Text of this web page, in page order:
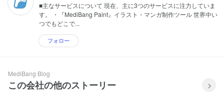
■主なサービスについて 現在、主に3つのサービスに注力していま
す。 ・『MediBang Paint』イラスト・マンガ制作ツール 世界中い
つでもどこで...
フォロー
MediBang Blog
この会社の他のストーリー